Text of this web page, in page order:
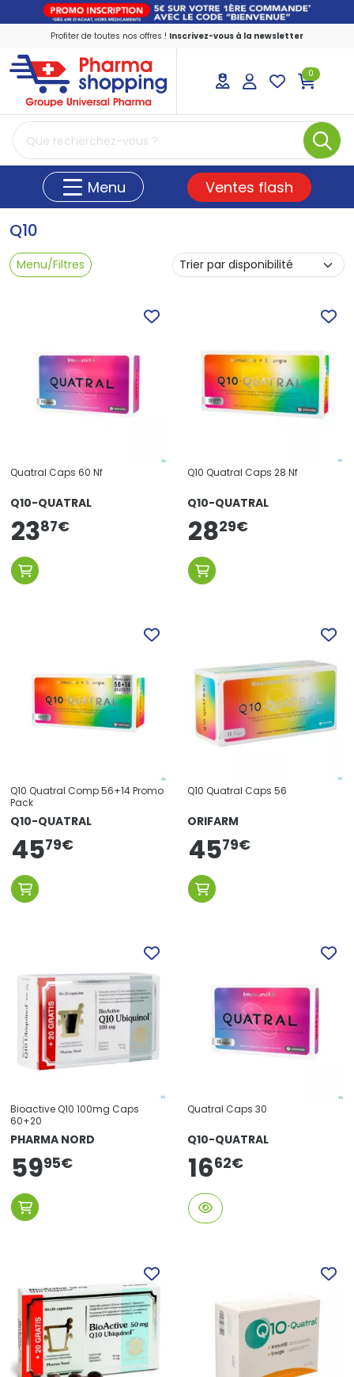
Profiter de toutes nos offres ! Inscrivez-vous à la newsletter
PharmaShopping Votre pharmacie en
0
Menu Ventes flash
Q10
Menu/Filtres
Quatral Caps 60 Nf
Q10-QUATRAL
2387€
Q10 Quatral Caps 28 Nf
Q10-QUATRAL
2829€
Q10 Quatral Comp 56+14 Promo
Pack
Q10-QUATRAL
4579€
Q10 Quatral Caps 56
ORIFARM
4579€
Bioactive Q10 100mg Caps
60+20
PHARMA NORD
5995€
Quatral Caps 30
Q10-QUATRAL
1662€